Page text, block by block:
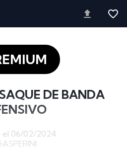
DE BANDA
el 06/02/2024